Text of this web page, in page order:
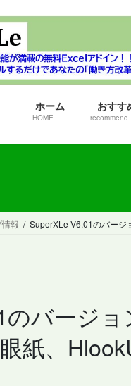
ホーム
HOME
おすす
recommend
報 SuperXLe V6.01のバージ
バージ
紙、